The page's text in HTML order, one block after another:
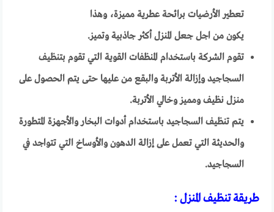
تعطير الأرضيات برائحة عطرية مميزة، وهذا
يكون من اجل جعل المنزل أكثر جاذبية وتميز.
تقوم الشركة باستخدام المنظفات القوية التي تقوم بتنظيف
السجاجيد وإزالة الأتربة والبقع من عليها حتى يتم الحصول على
منزل نظيف ومميز وخالي الأتربة.
يتم تنظيف السجاجيد باستخدام أدوات البخار والأجهزة المتطورة
والحديثة التي تعمل على إزالة الدهون والأوساخ التي تتواجد في
السجاجيد.
طريقة تنظيف المنزل :